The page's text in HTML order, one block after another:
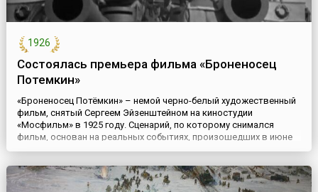
1926
Состоялась премьера фильма «Броненосец
Потемкин»
«Броненосец Потёмкин» – немой черно-белый художественный
фильм, снятый Сергеем Эйзенштейном на киностудии
«Мосфильм» в 1925 году. Сценарий, по которому снимался
фильм, основан на реальных событиях, произошедших в июне
1905 года, когда на броненосце «Потёмкин» команда подняла
фильма началось с кинотеатра «Художественный» на Арбате в
Москве, ко...